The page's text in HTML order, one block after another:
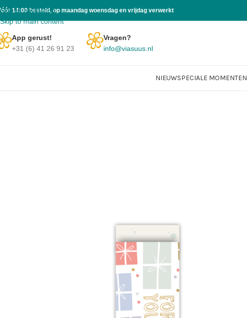
Skip to navigation
Skip to main content
14:00 besteld, op maandag woensdag en vrijdag verwerkt
App gerust!
+31 (6) 41 26 91 23
Vragen?
info@viasuus.nl
NIEUWSPECIALE MOMENTEN